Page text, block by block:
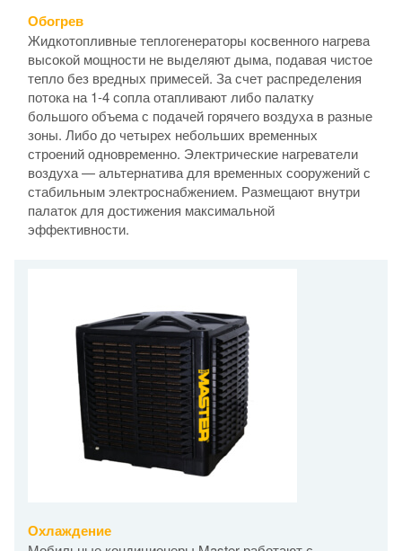
Обогрев
Жидкотопливные теплогенераторы косвенного нагрева
высокой мощности не выделяют дыма, подавая чистое
тепло без вредных примесей. За счет распределения
потока на 1-4 сопла отапливают либо палатку
большого объема с подачей горячего воздуха в разные
зоны. Либо до четырех небольших временных
строений одновременно. Электрические нагреватели
воздуха — альтернатива для временных сооружений с
стабильным электроснабжением. Размещают внутри
палаток для достижения максимальной
эффективности.
Охлаждение